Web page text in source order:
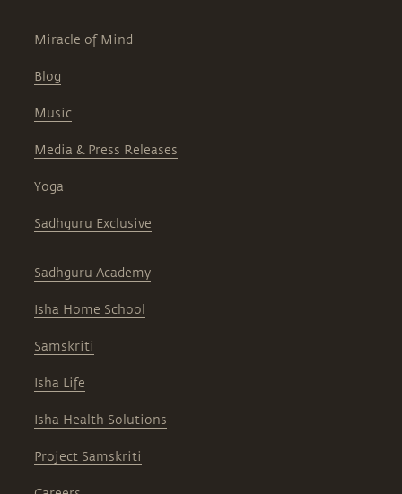
Miracle of Mind
Blog
Music
Media & Press Releases
Yoga
Sadhguru Exclusive
Sadhguru Academy
Isha Home School
Samskriti
Isha Life
Isha Health Solutions
Project Samskriti